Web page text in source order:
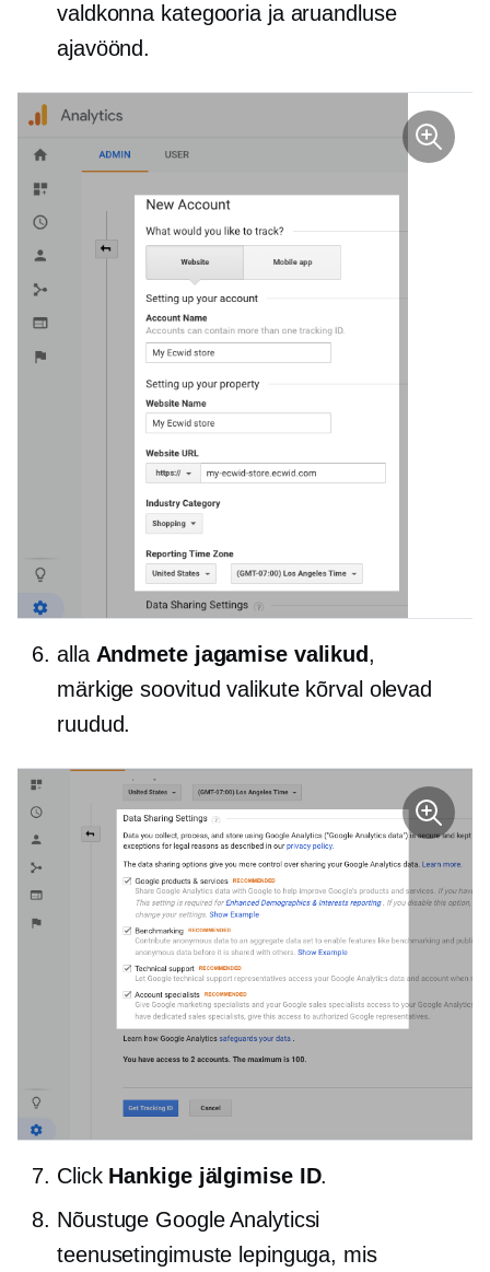
valdkonna kategooria ja aruandluse
ajavöönd.
alla Andmete jagamise valikud,
märkige soovitud valikute kõrval olevad
ruudud.
Click Hankige jälgimise ID.
Nõustuge Google Analyticsi
teenusetingimuste lepinguga, mis